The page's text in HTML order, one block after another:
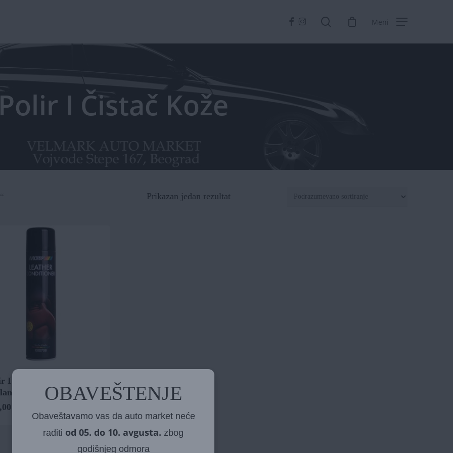
FacebookInstagram search Meni
Polir I Čistač Kože
Prikazan jedan rezultat
I čistač kože Motip
600ml
OBAVEŠTENJE
Obaveštavamo vas da auto market neće
raditi od 05. do 10. avgusta. zbog
godišnjeg odmora